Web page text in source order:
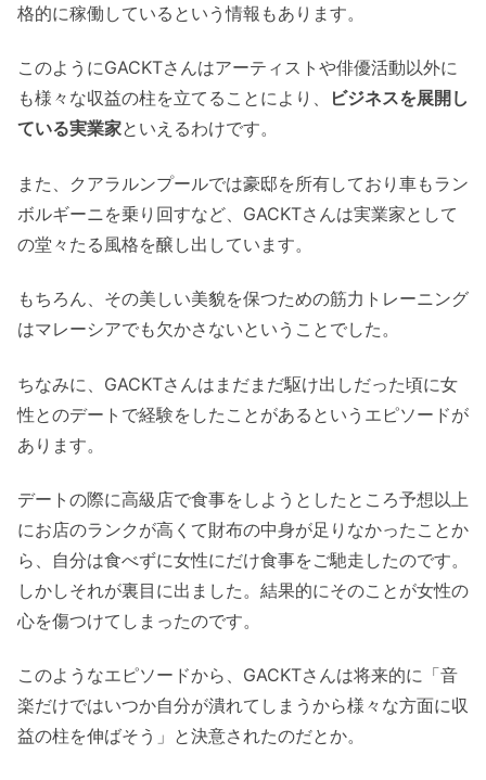
格的に稼働しているという情報もあります。
このようにGACKTさんはアーティストや俳優活動以外に
も様々な収益の柱を立てることにより、
ビジネスを展開し
ている実業家といえるわけです。
また、クアラルンプールでは豪邸を所有しており車もラン
ボルギーニを乗り回すなど、GACKTさんは実業家として
の堂々たる風格を醸し出しています。
もちろん、その美しい美貌を保つための筋力トレーニング
はマレーシアでも欠かさないということでした。
ちなみに、GACKTさんはまだまだ駆け出しだった頃に女
性とのデートで経験をしたことがあるというエピソードが
あります。
デートの際に高級店で食事をしようとしたところ予想以上
にお店のランクが高くて財布の中身が足りなかったことか
ら、自分は食べずに女性にだけ食事をご馳走したのです。
しかしそれが裏目に出ました。結果的にそのことが女性の
心を傷つけてしまったのです。
このようなエピソードから、GACKTさんは将来的に「音
楽だけではいつか自分が潰れてしまうから様々な方面に収
益の柱を伸ばそう」と決意されたのだとか。